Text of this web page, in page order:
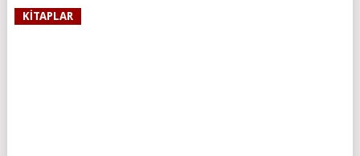
KITAPLAR